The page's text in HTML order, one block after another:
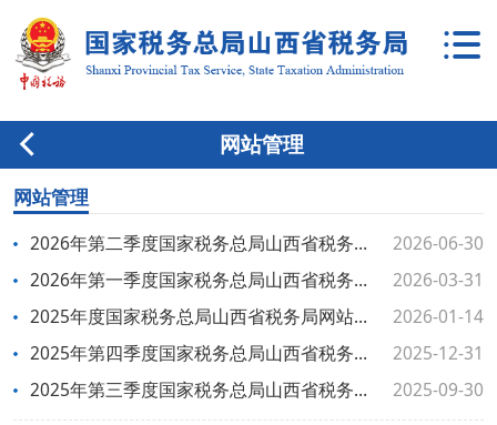
网站管理
网站管理
2026年第二季度国家税务总局山西省税务局网站和新媒体自查情况
2026-06-30
2026年第一季度国家税务总局山西省税务局网站和新媒体自查情况
2026-03-31
2025年度国家税务总局山西省税务局网站工作年度报表
2026-01-14
2025年第四季度国家税务总局山西省税务局网站和新媒体自查情况
2025-12-31
2025年第三季度国家税务总局山西省税务局网站和新媒体自查情况
2025-09-30